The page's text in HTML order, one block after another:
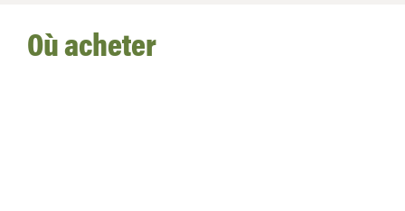
Où acheter